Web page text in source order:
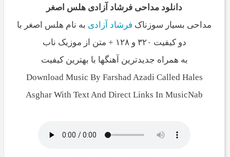
دانلود مداحی فرشاد آزادی هلس اصغر
مداحی بسیار سوزناک فرشاد آزادی به نام هلس اصغر با
دو کیفیت ۳۲۰ و ۱۲۸ + متن از موزیک ناب
به همراه جدیدترین آهنگها با بهترین کیفیت
Download Music By Farshad Azadi Called Hales
Asghar With Text And Direct Links In MusicNab